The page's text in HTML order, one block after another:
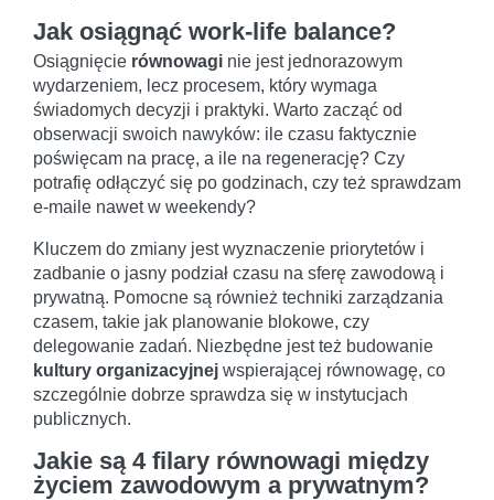
Jak osiągnąć work-life balance?
Osiągnięcie równowagi nie jest jednorazowym
wydarzeniem, lecz procesem, który wymaga
świadomych decyzji i praktyki. Warto zacząć od
obserwacji swoich nawyków: ile czasu faktycznie
poświęcam na pracę, a ile na regenerację? Czy
potrafię odłączyć się po godzinach, czy też sprawdzam
e-maile nawet w weekendy?
Kluczem do zmiany jest wyznaczenie priorytetów i
zadbanie o jasny podział czasu na sferę zawodową i
prywatną. Pomocne są również techniki zarządzania
czasem, takie jak planowanie blokowe, czy
delegowanie zadań. Niezbędne jest też budowanie
kultury organizacyjnej wspierającej równowagę, co
szczególnie dobrze sprawdza się w instytucjach
publicznych.
Jakie są 4 filary równowagi między
życiem zawodowym a prywatnym?